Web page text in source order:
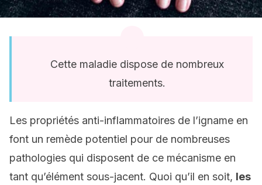
Cette maladie dispose de nombreux
traitements.
Les propriétés anti-inflammatoires de l’igname en
font un remède potentiel pour de nombreuses
pathologies qui disposent de ce mécanisme en
tant qu’élément sous-jacent. Quoi qu’il en soit, les